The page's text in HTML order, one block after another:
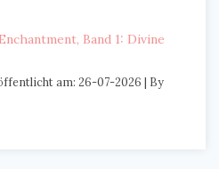
Band 1: Divine
am: 26-07-2026
By